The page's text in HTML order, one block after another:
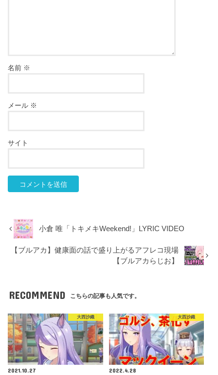
名前 ※
メール ※
サイト
小倉 唯「トキメキWeekend!」LYRIC VIDEO
【ブルアカ】健康面の話で盛り上がるアフレコ現場
【ブルアカらじお】
RECOMMEND こちらの記事も人気です。
大西沙織
2021.10.27
大西沙織
2022.4.28